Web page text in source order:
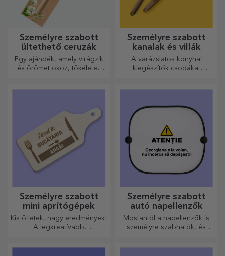
Személyre szabott
ültethető ceruzák
Egy ajándék, amely virágzik
és örömet okoz, tökéletes
Személyre szabott
kanalak és villák
A varázslatos konyhai
kiegészítők csodákat
elkészítéséhez.
Személyre szabott
mini aprítógépek
Kis ötletek, nagy eredmények!
A legkreatívabb
Személyre szabott
autó napellenzők
Mostantól a napellenzők is
személyre szabhatók, és